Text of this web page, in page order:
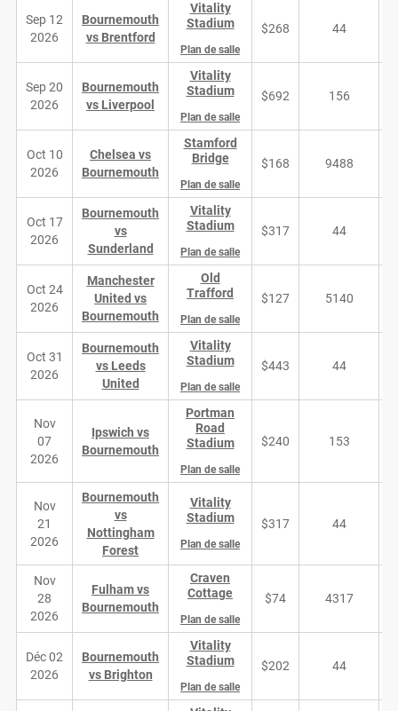
Sep 12
2026
Bournemouth
vs Brentford
Vitality
Stadium
Plan de salle
$268 44
Sep 20
2026
Bournemouth
vs Liverpool
Vitality
Stadium
Plan de salle
$692 156
Oct 10
2026
Chelsea vs
Bournemouth
Stamford
Bridge
Plan de salle
$168 9488
Oct 17
2026
Bournemouth
vs
Sunderland
Vitality
Stadium
Plan de salle
$317 44
Oct 24
2026
Manchester
United vs
Bournemouth
Old
Trafford
Plan de salle
$127 5140
Oct 31
2026
Bournemouth
vs Leeds
United
Vitality
Stadium
Plan de salle
$443 44
Nov
07
2026
Ipswich vs
Bournemouth
Portman
Road
Stadium
Plan de salle
$240 153
Nov
21
2026
Bournemouth
vs
Nottingham
Forest
Vitality
Stadium
Plan de salle
$317 44
Nov
28
2026
Fulham vs
Bournemouth
Craven
Cottage
Plan de salle
$74 4317
Déc 02
2026
Bournemouth
vs Brighton
Vitality
Stadium
Plan de salle
$202 44